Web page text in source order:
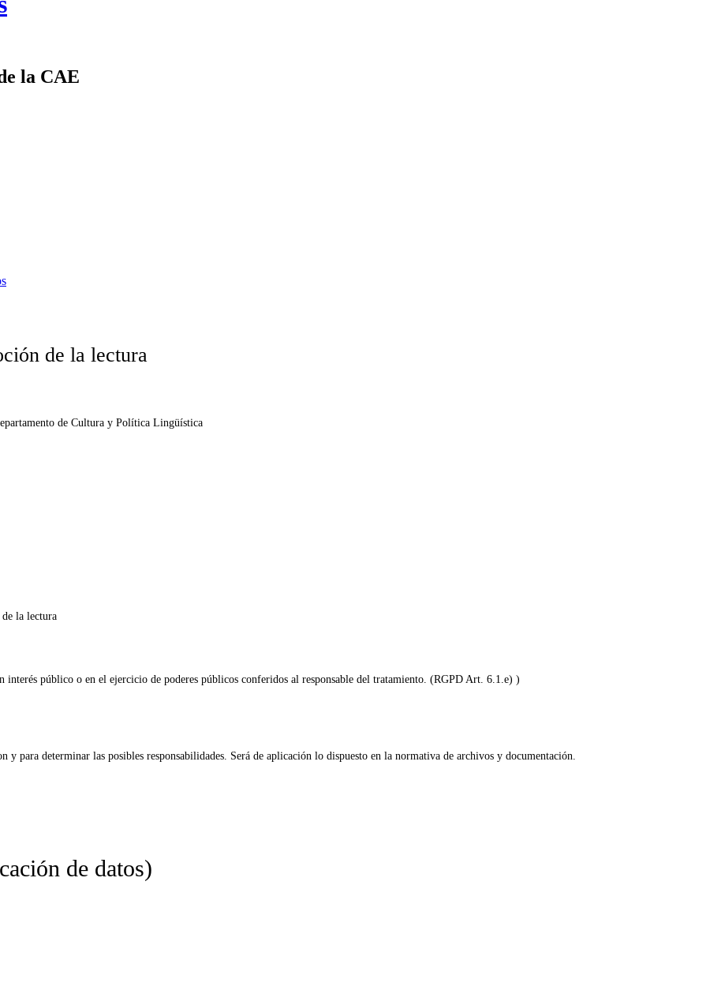
la CAE
de la lectura
de Cultura y Política Lingüística
la lectura
público o en el ejercicio de poderes públicos conferidos al responsable del tratamiento. (RGPD Art. 6.1.e) )
para determinar las posibles responsabilidades. Será de aplicación lo dispuesto en la normativa de archivos y documentación.
de datos)